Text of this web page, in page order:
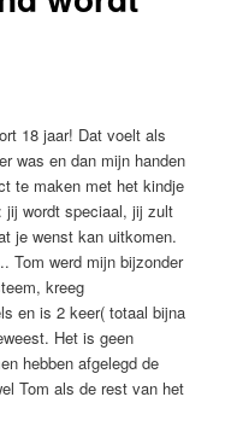
18 jaar! Dat voelt als
was en dan mijn handen
te maken met het kindje
wordt speciaal, jij zult
je wenst kan uitkomen.
Tom werd mijn bijzonder
kreeg
en is 2 keer( totaal bijna
Het is geen
hebben afgelegd de
Tom als de rest van het